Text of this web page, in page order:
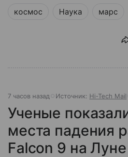
космос Наука марс
7 часов назад Источник: Hi-Tech Mail
Ученые
места падения
Falcon 9 на Луне